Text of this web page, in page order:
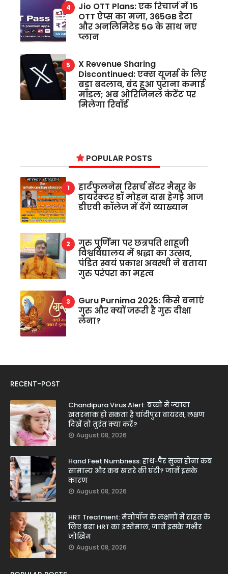
Jio OTT Plans: एक रिचार्ज में 15
OTT ऐप्स का मजा, 365GB डेटा
और अनलिमिटेड 5G के साथ नए
प्लान
X Revenue Sharing
Discontinued: एक्स यूजर्स के लिए
बड़ा बदलाव, बंद हुआ पुराना कमाई
मॉडल; अब ओरिजिनल कंटेंट पर
मिलेगा रिवॉर्ड
POPULAR POSTS
हार्टफुलनेस रिसर्च सेंटर मैसूर के
डायरेक्टर डॉ मोहन दास हेगड़े आज
डीएवी कॉलेज में देंगे व्याख्यान
गुरु पूर्णिमा पर छत्रपति शाहूजी
विश्वविद्यालय में श्रद्धा का उत्सव,
पंडित स्वयं प्रकाश अवस्थी ने बताया
गुरु परंपरा का महत्व
Guru Purnima 2025: किसे बनाएं
गुरु और क्यों जरूरी है गुरु दीक्षा
लेना?
RECENT-POST
Chandipura Virus Alert: बच्चों में ज्यादा
खतरनाक हो सकता है चांदीपुरा वायरस, लक्षण
दिखें तो तुरंत क्या करें?
August 08, 2026
Hand Feet Numbness: हाथ-पैर सुन्न होना कब
सामान्य और कब खतरे की घंटी? जानें इसके
कारण
August 08, 2026
HRT Treatment: मेनोपॉज के लक्षणों में राहत के
लिए बढ़ा HRT का इस्तेमाल, जानें इसके गंभीर
जोखिम
August 08, 2026